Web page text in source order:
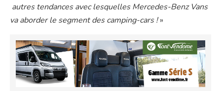
autres tendances avec lesquelles Mercedes-Benz Vans
va aborder le segment des camping-cars !»